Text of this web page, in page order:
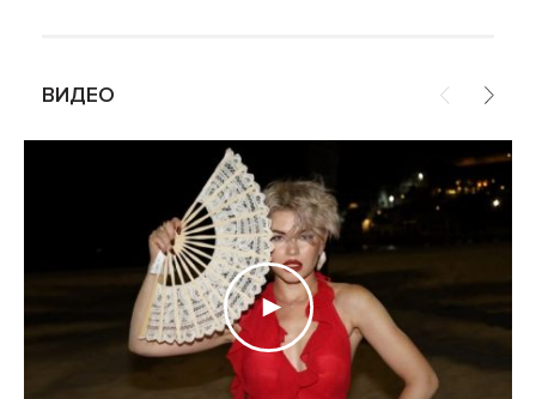
ВИДЕО